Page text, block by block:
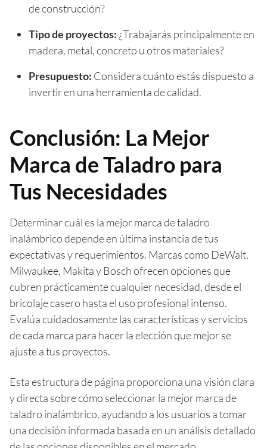
de construcción?
Tipo de proyectos:¿Trabajarás principalmente en
madera, metal, concreto u otros materiales?
Presupuesto: Considera cuánto estás dispuesto a
invertir en una herramienta de calidad.
Conclusión: La Mejor
Marca de Taladro para
Tus Necesidades
Determinar cuál es la mejor marca de taladro
inalámbrico depende en última instancia de tus
expectativas y requerimientos. Marcas como DeWalt,
Milwaukee, Makita y Bosch ofrecen opciones que
cubren prácticamente cualquier necesidad, desde el
bricolaje casero hasta el uso profesional intenso.
Evalúa cuidadosamente las características y servicios
de cada marca para hacer la elección que mejor se
ajuste a tus proyectos.
Esta estructura de página proporciona una visión clara
y directa sobre cómo seleccionar la mejor marca de
taladro inalámbrico, ayudando a los usuarios a tomar
una decisión informada basada en un análisis detallado